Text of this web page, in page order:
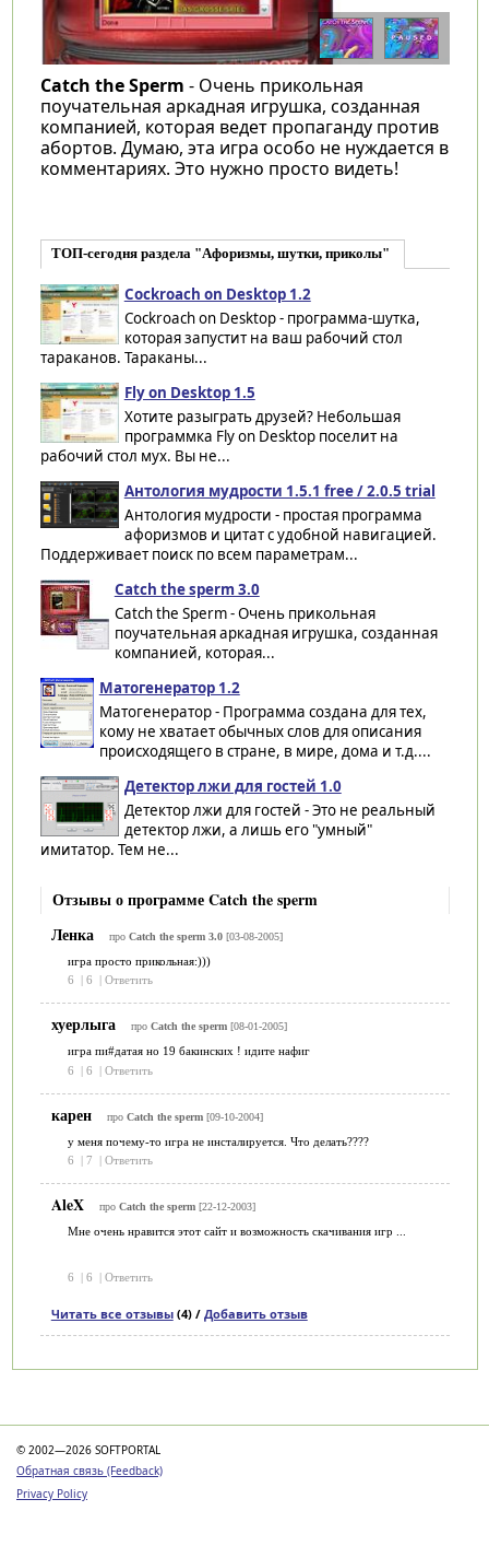
Catch the Sperm - Очень прикольная
поучательная аркадная игрушка, созданная
компанией, которая ведет пропаганду против
абортов. Думаю, эта игра особо не нуждается в
комментариях. Это нужно просто видеть!
ТОП-сегодня раздела "Афоризмы, шутки, приколы"
Cockroach on Desktop 1.2
Cockroach on Desktop - программа-шутка,
которая запустит на ваш рабочий стол
тараканов. Тараканы...
Fly on Desktop 1.5
Хотите разыграть друзей? Небольшая
программка Fly on Desktop поселит на
рабочий стол мух. Вы не...
Антология мудрости 1.5.1 free / 2.0.5 trial
Антология мудрости - простая программа
афоризмов и цитат с удобной навигацией.
Поддерживает поиск по всем параметрам...
Catch the sperm 3.0
Catch the Sperm - Очень прикольная
поучательная аркадная игрушка, созданная
компанией, которая...
Матогенератор 1.2
Матогенератор - Программа создана для тех,
кому не хватает обычных слов для описания
происходящего в стране, в мире, дома и т.д....
Детектор лжи для гостей 1.0
Детектор лжи для гостей - Это не реальный
детектор лжи, а лишь его "умный"
имитатор. Тем не...
Отзывы о программе Catch the sperm
Ленка
про Catch the sperm 3.0[03-08-2005]
игра просто прикольная:)))
6
6 Ответить
хуерлыга про Catch the sperm [08-01-2005]
игра пи#датая но 19 бакинских ! идите нафиг
6
| 6 | Ответить
карен про Catch the sperm [09-10-2004]
у меня почему-то игра не инсталируется. Что делать????
6
7 Ответить
AleX про Catch the sperm [22-12-2003]
Мне очень нравится этот сайт и возможность скачивания игр ...
6 | 6 | Ответить
Читать все отзывы(4) / Добавить отзыв
© 2002—2026 SOFTPORTAL
Обратная связь (Feedback)
Privacy Policy